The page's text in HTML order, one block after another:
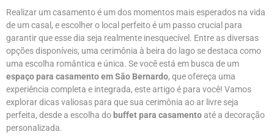
Realizar um casamento é um dos momentos mais esperados na vida
de um casal, e escolher o local perfeito é um passo crucial para
garantir que esse dia seja realmente inesquecível. Entre as diversas
opções disponíveis, uma cerimônia à beira do lago se destaca como
uma escolha romântica e única. Se você está em busca de um
espaço para casamento em São Bernardo, que ofereça uma
experiência completa e integrada, este artigo é para você! Vamos
explorar dicas valiosas para que sua cerimônia ao ar livre seja
perfeita, desde a escolha do buffet para casamentoaté a decoração
personalizada.